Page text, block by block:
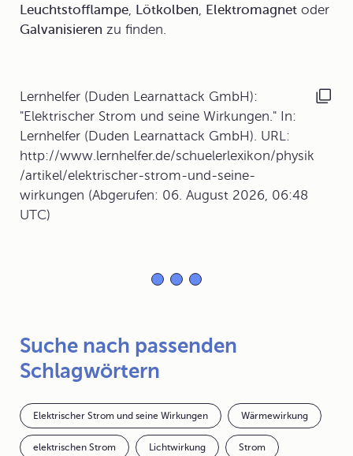
Leuchtstofflampe, Lötkolben, Elektromagnet oder
Galvanisieren zu finden.
Lernhelfer (Duden Learnattack GmbH):
"Elektrischer Strom und seine Wirkungen." In:
Lernhelfer (Duden Learnattack GmbH). URL:
http://www.lernhelfer.de/schuelerlexikon/physik
/artikel/elektrischer-strom-und-seine-
wirkungen (Abgerufen: 06. August 2026, 06:48
UTC)
Suche nach passenden
Schlagwörtern
Elektrischer Strom und seine Wirkungen Wärmewirkung
elektrischen Strom Lichtwirkung Strom